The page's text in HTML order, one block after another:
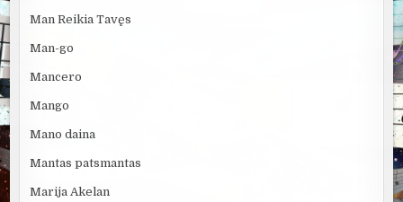
Man Reikia Tavęs
Man-go
Mancero
Mango
Mano daina
Mantas patsmantas
Marija Akelan